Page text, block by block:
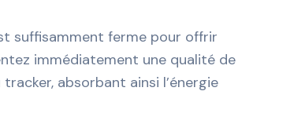
suffisamment ferme pour offrir
immédiatement une qualité de
absorbant ainsi l’énergie